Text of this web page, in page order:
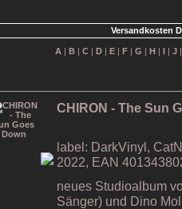
Versandkosten
A | B | C | D | E | F | G | H | I | J
CHIRON - The Sun
label: DarkVinyl,
2022, EAN
neues Studioalbum
Sänger) und Dino